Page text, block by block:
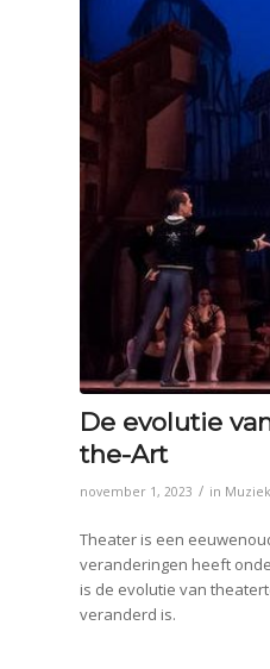
De evolutie
the-Art
november 1, 2023 / in Muziek
Theater is een
veranderingen heeft
is de evolutie van
veranderd is.